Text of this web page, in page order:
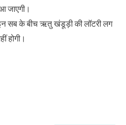
जाएगी।
इन सब के बीच ऋतु खंडूड़ी की लॉटरी लग
होगी।